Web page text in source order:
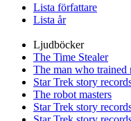
Lista författare
Lista år
Ljudböcker
The Time Stealer
The man who trained
Star Trek story
The robot masters
Star Trek story